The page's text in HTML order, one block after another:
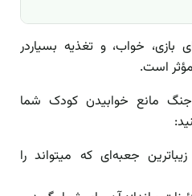
بازی، خواب، و تغذیه بسیاردر
است.
مانع خوابیدن کودک شما
جعبه‌ای که میتواند را